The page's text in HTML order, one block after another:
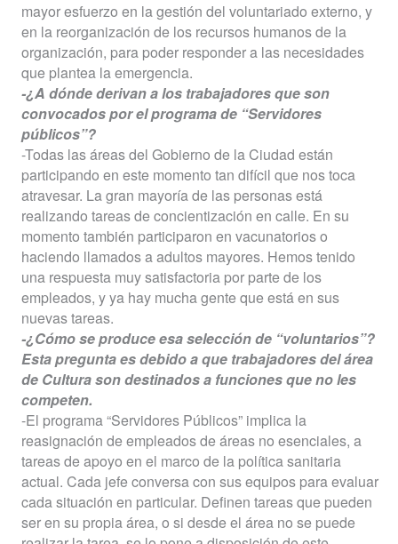
mayor esfuerzo en la gestión del voluntariado externo, y
en la reorganización de los recursos humanos de la
organización, para poder responder a las necesidades
que plantea la emergencia.
-¿A dónde derivan a los trabajadores que son
convocados por el programa de “Servidores
públicos”?
-Todas las áreas del Gobierno de la Ciudad están
participando en este momento tan difícil que nos toca
atravesar. La gran mayoría de las personas está
realizando tareas de concientización en calle. En su
momento también participaron en vacunatorios o
haciendo llamados a adultos mayores. Hemos tenido
una respuesta muy satisfactoria por parte de los
empleados, y ya hay mucha gente que está en sus
nuevas tareas.
-¿Cómo se produce esa selección de “voluntarios”?
Esta pregunta es debido a que trabajadores del área
de Cultura son destinados a funciones que no les
competen.
-El programa “Servidores Públicos” implica la
reasignación de empleados de áreas no esenciales, a
tareas de apoyo en el marco de la política sanitaria
actual. Cada jefe conversa con sus equipos para evaluar
cada situación en particular. Definen tareas que pueden
ser en su propia área, o si desde el área no se puede